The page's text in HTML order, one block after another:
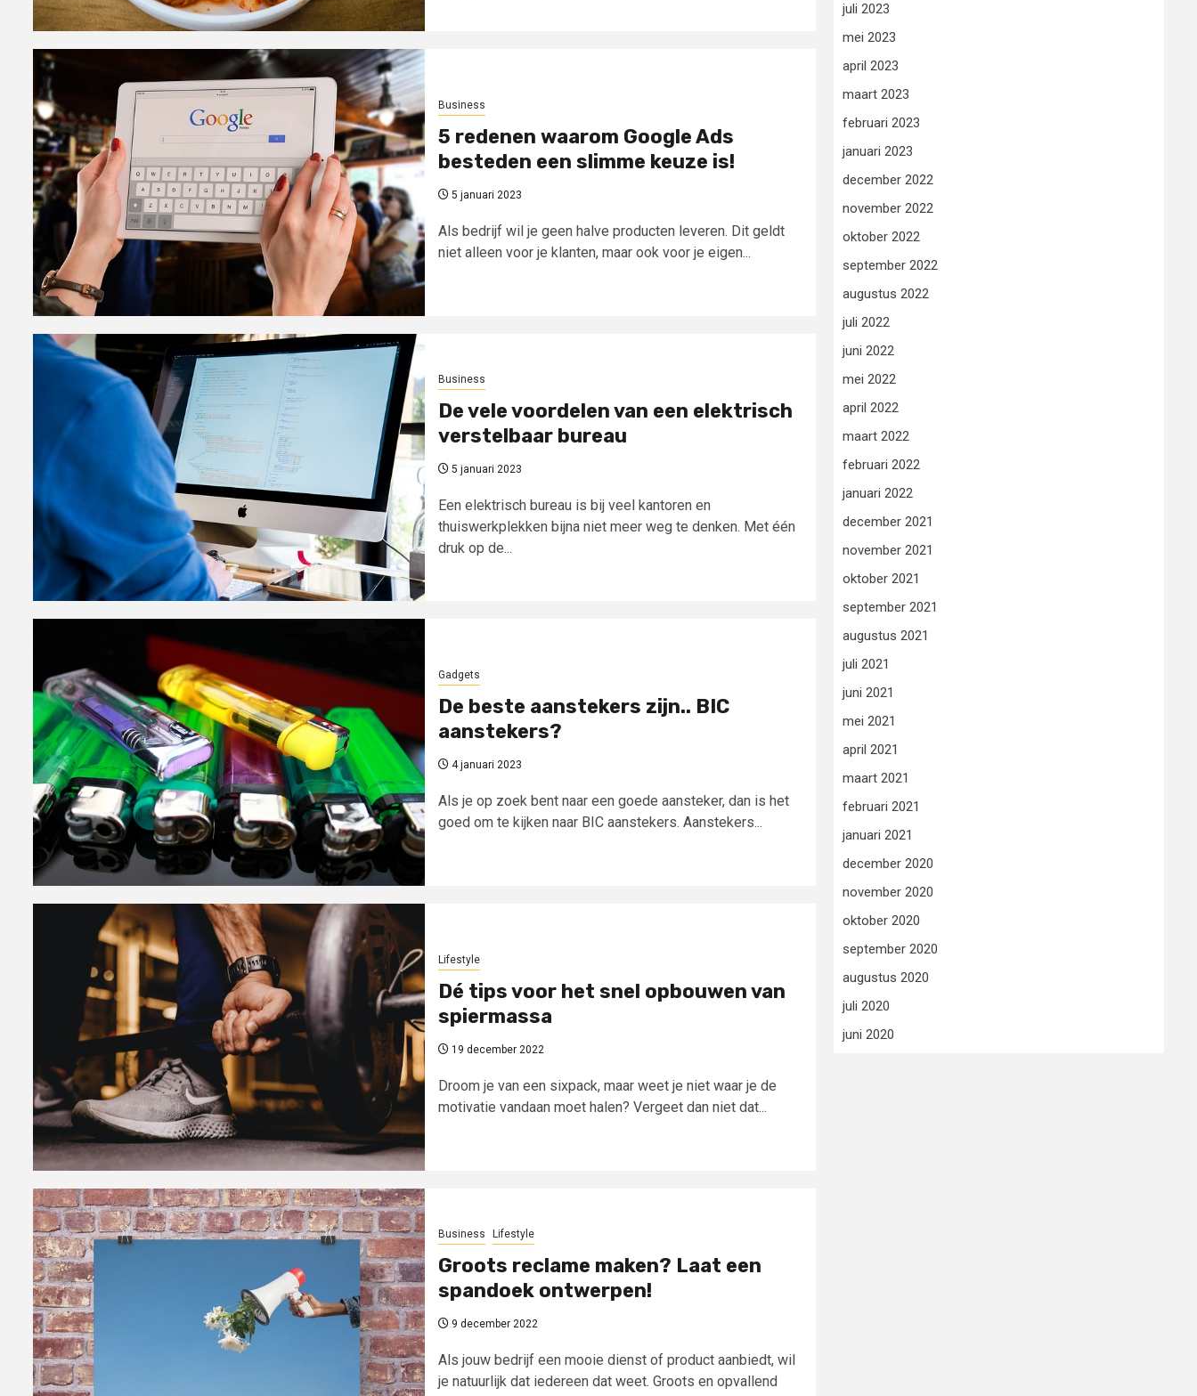
Business
5 redenen waarom Google Ads
besteden een slimme keuze is!
5 januari 2023
Als bedrijf wil je geen halve producten leveren. Dit geldt
niet alleen voor je klanten, maar ook voor je eigen...
Business
De vele voordelen van een elektrisch
verstelbaar bureau
5 januari 2023
Een elektrisch bureau is bij veel kantoren en
thuiswerkplekken bijna niet meer weg te denken. Met één
druk op de...
Gadgets
De beste aanstekers zijn.. BIC
aanstekers?
4 januari 2023
Als je op zoek bent naar een goede aansteker, dan is het
goed om te kijken naar BIC aanstekers. Aanstekers...
Lifestyle
Dé tips voor het snel opbouwen van
spiermassa
19 december 2022
Droom je van een sixpack, maar weet je niet waar je de
motivatie vandaan moet halen? Vergeet dan niet dat...
Business Lifestyle
Groots reclame maken? Laat een
spandoek ontwerpen!
9 december 2022
Als jouw bedrijf een mooie dienst of product aanbiedt, wil
je natuurlijk dat iedereen dat weet. Groots en opvallend
juli 2023
mei 2023
april 2023
maart 2023
februari 2023
januari 2023
december 2022
november 2022
oktober 2022
september 2022
augustus 2022
juli 2022
juni 2022
mei 2022
april 2022
maart 2022
februari 2022
januari 2022
december 2021
november 2021
oktober 2021
september 2021
augustus 2021
juli 2021
juni 2021
mei 2021
april 2021
maart 2021
februari 2021
januari 2021
december 2020
november 2020
oktober 2020
september 2020
augustus 2020
juli 2020
juni 2020